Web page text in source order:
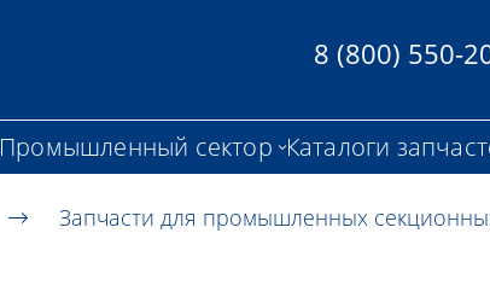
8 (800) 550-
Промышленный сектор Каталоги
Запчасти для промышленных